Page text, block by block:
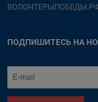
ПОДПИШИТЕСЬ НА